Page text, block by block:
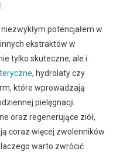
potencjałem w
ekstraktów w
tylko skuteczne, ale i
, hydrolaty czy
które wprowadzają
pielęgnacji.
oraz regenerujące ziół,
coraz więcej zwolenników
warto zwrócić